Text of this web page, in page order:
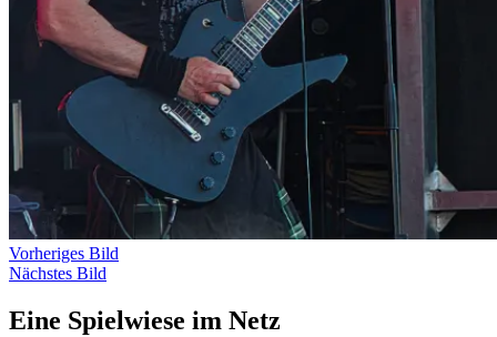
Vorheriges Bild
Nächstes Bild
Eine Spielwiese im Netz